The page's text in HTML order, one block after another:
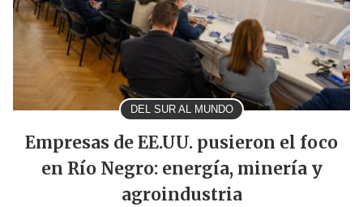
DEL SUR AL MUNDO
Empresas de EE.UU. pusieron el foco
en Río Negro: energía, minería y
agroindustria